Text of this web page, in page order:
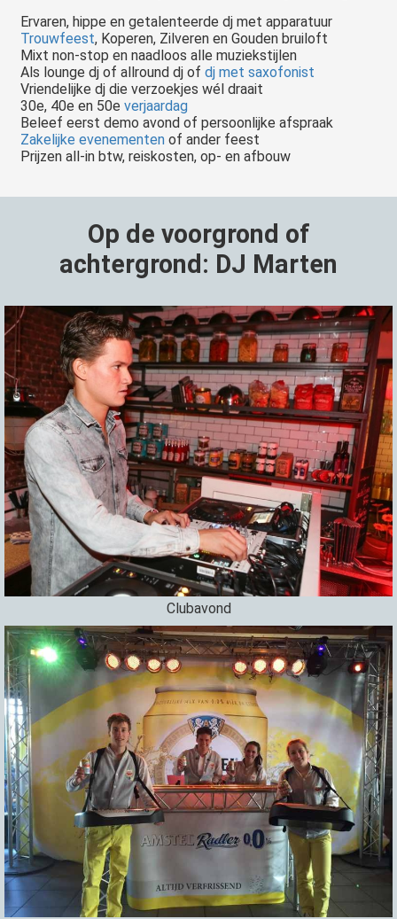
Ervaren, hippe en getalenteerde dj met apparatuur
Trouwfeest, Koperen, Zilveren en Gouden bruiloft
Mixt non-stop en naadloos alle muziekstijlen
Als lounge dj of allround dj ofdj met saxofonist
Vriendelijke dj die verzoekjes wél draait
30e, 40e en 50everjaardag
Beleef eerst demo avond of persoonlijke afspraak
Zakelijke evenementen of ander feest
Prijzen all-in btw, reiskosten, op- en afbouw
Op de voorgrond of
achtergrond: DJ Marten
Clubavond